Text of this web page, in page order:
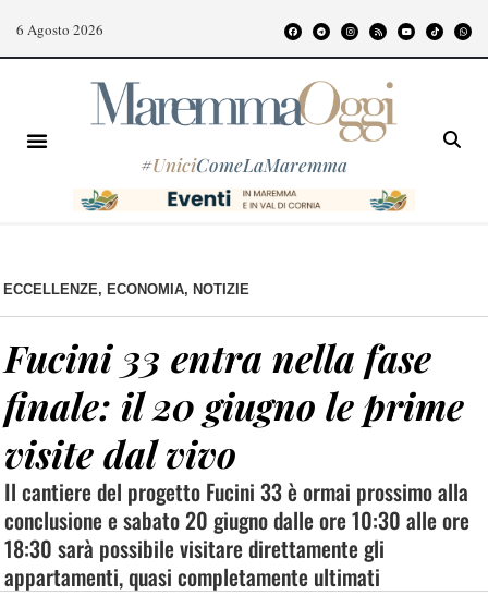
6 Agosto 2026
#UniciComeLaMaremma
ECCELLENZE, ECONOMIA, NOTIZIE
Fucini 33 entra nella fase
finale: il 20 giugno le prime
visite dal vivo
Il cantiere del progetto Fucini 33 è ormai prossimo alla
conclusione e sabato 20 giugno dalle ore 10:30 alle ore
18:30 sarà possibile visitare direttamente gli
appartamenti, quasi completamente ultimati